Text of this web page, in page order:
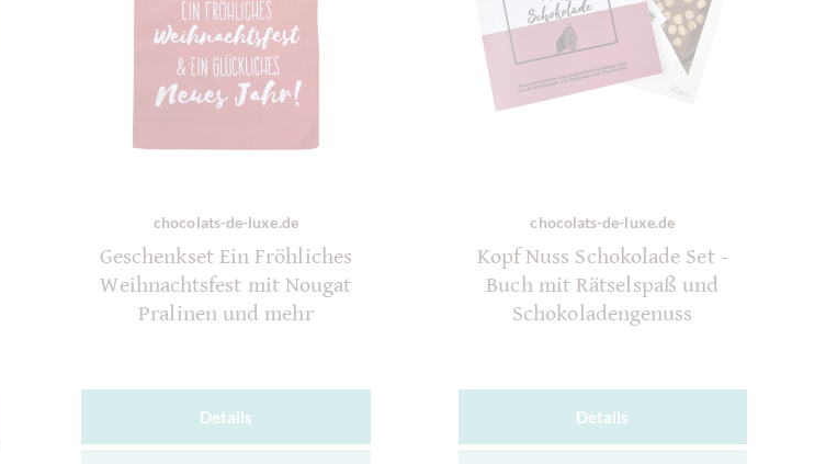
chocolats-de-luxe.de
Geschenkset Ein Fröhliches
Weihnachtsfest mit Nougat
Pralinen und mehr
Details
chocolats-de-luxe.de
Kopf Nuss Schokolade Set -
Buch mit Rätselspaß und
Schokoladengenuss
Details